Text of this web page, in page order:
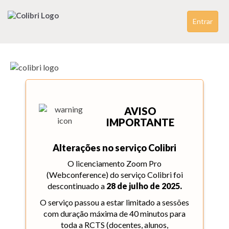
Entrar
AVISO
IMPORTANTE
Alterações no serviço Colibri
O licenciamento Zoom Pro
(Webconference) do serviço Colibri foi
descontinuado a 28 de julho de 2025.
O serviço passou a estar limitado a sessões
com duração máxima de 40 minutos para
toda a RCTS (docentes, alunos,